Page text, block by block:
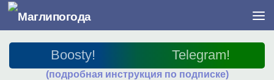
Перейти к содержимому
Boosty! Telegram!
(подробная инструкция по подписке)